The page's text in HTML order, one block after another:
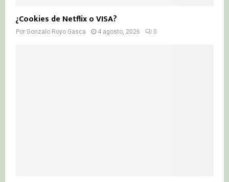
¿Cookies de Netflix o VISA?
Por Gonzalo Royo Gasca 4 agosto, 2026 0